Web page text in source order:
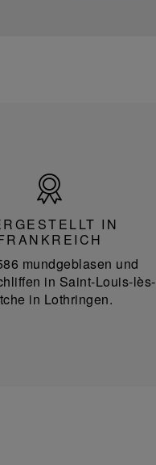
Frankreich
IN
mundgeblasen und
in Saint-Louis-lès-
in Lothringen.